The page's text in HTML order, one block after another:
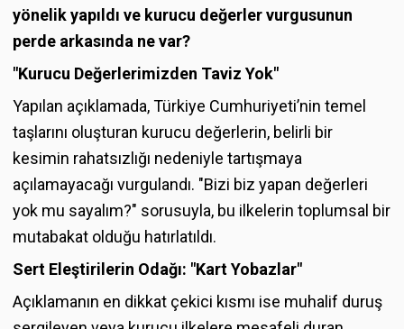
yönelik yapıldı ve kurucu değerler vurgusunun
perde arkasında ne var?
"Kurucu Değerlerimizden Taviz Yok"
Yapılan açıklamada, Türkiye Cumhuriyeti’nin temel
taşlarını oluşturan kurucu değerlerin, belirli bir
kesimin rahatsızlığı nedeniyle tartışmaya
açılamayacağı vurgulandı. "Bizi biz yapan değerleri
yok mu sayalım?" sorusuyla, bu ilkelerin toplumsal bir
mutabakat olduğu hatırlatıldı.
Sert Eleştirilerin Odağı: "Kart Yobazlar"
Açıklamanın en dikkat çekici kısmı ise muhalif duruş